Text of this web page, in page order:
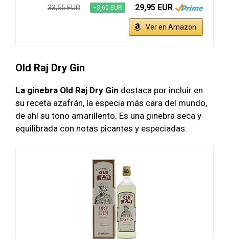
33,55 EUR −3,60 EUR 29,95 EUR
Ver en Amazon
Old Raj Dry Gin
La ginebra Old Raj Dry Gin destaca por incluir en
su receta azafrán, la especia más cara del mundo,
de ahí su tono amarillento. Es una ginebra seca y
equilibrada con notas picantes y especiadas.